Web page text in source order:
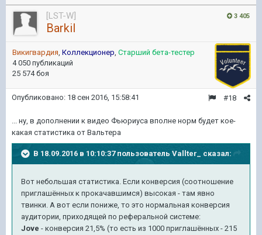
3 405
[LST-W]
Barkil
Викигвардия, Коллекционер, Старший бета-тестер
4 050 публикаций
25 574 боя
#18
Опубликовано: 18 сен 2016, 15:58:41
... ну, в дополнении к видео Фьюриуса вполне норм будет кое-
какая статистика от Вальтера
В 18.09.2016 в 10:10:37 пользователь Vallter_ сказал:
Вот небольшая статистика. Если конверсия (соотношение
приглашённых к прокачавшимся) высокая - там явно
твинки. А вот если пониже, то это нормальная конверсия
аудитории, приходящей по реферальной системе:
Jove - конверсия 21,5% (то есть из 1000 приглашённых - 215